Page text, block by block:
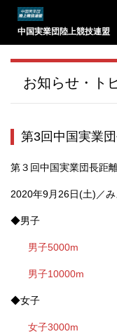
中国実業団陸上競技連盟
お知らせ・ト
第3回中国実業
第３回中国実業団長距
2020年9月26日(土)／
◆男子
男子5000m
男子10000m
◆女子
女子3000m